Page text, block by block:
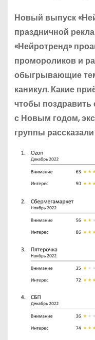
Новый выпуск
праздничной
«Нейротренд»
промороликов и
обыгрывающие
каникул. Какие
чтобы поздравить
с Новым годом,
группы